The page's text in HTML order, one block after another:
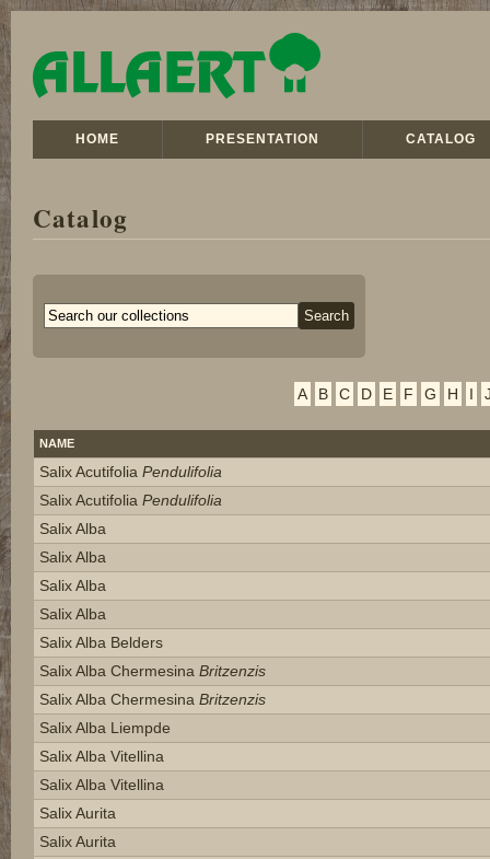
HOME PRESENTATION CATALOG
Catalog
A B C D E F G H I
NAME
Salix Acutifolia Pendulifolia
Salix Acutifolia Pendulifolia
Salix Alba
Salix Alba
Salix Alba
Salix Alba
Salix Alba Belders
Salix Alba Chermesina Britzenzis
Salix Alba Chermesina Britzenzis
Salix Alba Liempde
Salix Alba Vitellina
Salix Alba Vitellina
Salix Aurita
Salix Aurita